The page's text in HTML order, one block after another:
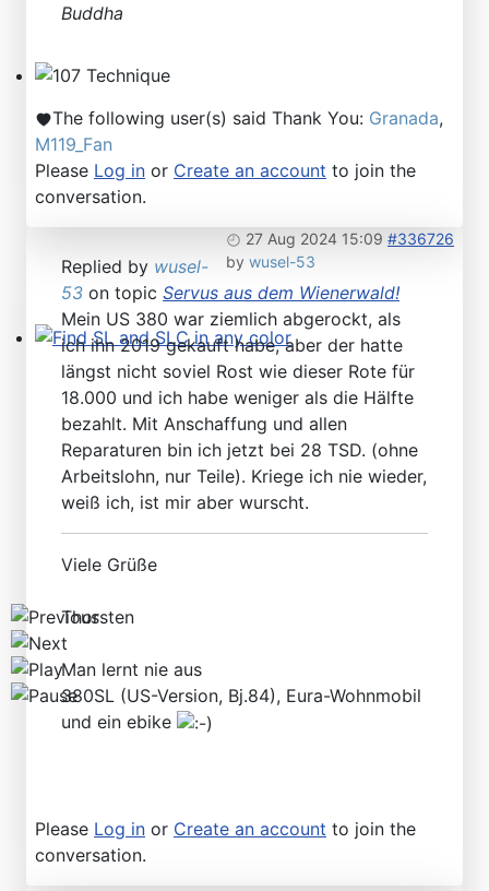
Find SL and SLC in any color
Buddha
The following user(s) said Thank You: Granada,
M119_Fan
Please Log in or Create an account to join the
conversation.
27 Aug 2024 15:09 #336726
by wusel-53
Replied by wusel-
53 on topic Servus aus dem Wienerwald!
Mein US 380 war ziemlich abgerockt, als
ich ihn 2019 gekauft habe, aber der hatte
längst nicht soviel Rost wie dieser Rote für
18.000 und ich habe weniger als die Hälfte
bezahlt. Mit Anschaffung und allen
Reparaturen bin ich jetzt bei 28 TSD. (ohne
Arbeitslohn, nur Teile). Kriege ich nie wieder,
weiß ich, ist mir aber wurscht.
Viele Grüße
Thorsten
Man lernt nie aus
380SL (US-Version, Bj.84), Eura-Wohnmobil
und ein ebike
Please Log in or Create an account to join the
conversation.